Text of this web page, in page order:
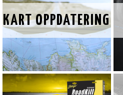
KART OPPDATERING